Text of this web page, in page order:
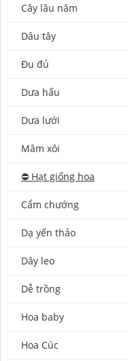
Cây lâu năm
Dâu tây
Đu đủ
Dưa hấu
Dưa lưới
Mâm xôi
⛔️ Hạt giống hoa
Cẩm chướng
Dạ yến thảo
Dây leo
Dễ trồng
Hoa baby
Hoa Cúc